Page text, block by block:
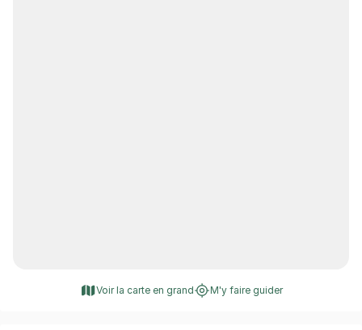
Voir la carte en grand M'y faire guider